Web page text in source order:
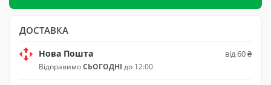
ДОСТАВКА
Нова Пошта
ВідправимоСЬОГОДНІ до 12:00
від 60 ₴